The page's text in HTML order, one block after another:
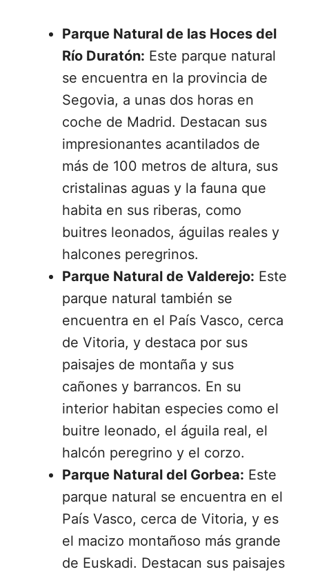
Parque Natural de las Hoces del
Río Duratón: Este parque natural
se encuentra en la provincia de
Segovia, a unas dos horas en
coche de Madrid. Destacan sus
impresionantes acantilados de
más de 100 metros de altura, sus
cristalinas aguas y la fauna que
habita en sus riberas, como
buitres leonados, águilas reales y
halcones peregrinos.
Parque Natural de Valderejo: Este
parque natural también se
encuentra en el País Vasco, cerca
de Vitoria, y destaca por sus
paisajes de montaña y sus
cañones y barrancos. En su
interior habitan especies como el
buitre leonado, el águila real, el
halcón peregrino y el corzo.
Parque Natural del Gorbea: Este
parque natural se encuentra en el
País Vasco, cerca de Vitoria, y es
el macizo montañoso más grande
de Euskadi. Destacan sus paisajes